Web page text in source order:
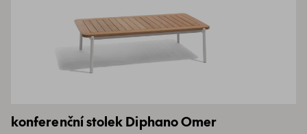
konferenční stolek Diphano Omer